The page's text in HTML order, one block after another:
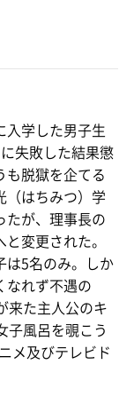
入学した男子生
失敗した結果懲
も脱獄を企てる
（はちみつ）学
たが、理事長の
変更された。
は5名のみ。しか
なれず不遇の
来た主人公のキ
子風呂を覗こう
メ及びテレビド